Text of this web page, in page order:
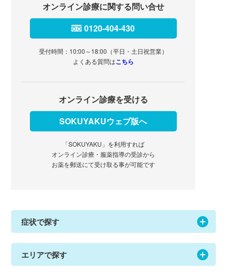
オンライン診療に関する問い合せ
0120-404-430
受付時間：10:00～18:00（平日・土日祝営業）
よくある質問はこちら
オンライン診療を受ける
SOKUYAKUウェブ版へ
「SOKUYAKU」を利用すれば
オンライン診療・服薬指導の受診から
お薬を郵送にて受け取る事が可能です
症状で探す
エリアで探す